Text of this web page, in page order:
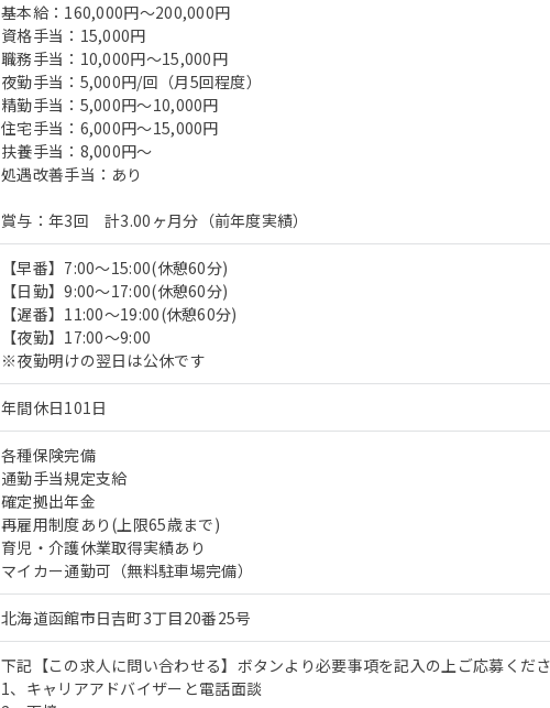
基本給：160,000円～200,000円
資格手当：15,000円
職務手当：10,000円～15,000円
夜勤手当：5,000円/回（月5回程度）
精勤手当：5,000円～10,000円
住宅手当：6,000円～15,000円
扶養手当：8,000円～
処遇改善手当：あり
賞与：年3回 計3.00ヶ月分（前年度実績）
【早番】7:00～15:00(休憩60分)
【日勤】9:00～17:00(休憩60分)
【遅番】11:00～19:00(休憩60分)
【夜勤】17:00～9:00
※夜勤明けの翌日は公休です
年間休日101日
各種保険完備
通勤手当規定支給
確定拠出年金
再雇用制度あり(上限65歳まで)
育児・介護休業取得実績あり
マイカー通勤可（無料駐車場完備）
北海道函館市日吉町3丁目20番25号
下記【この求人に問い合わせる】ボタンより必要事項を記入の上ご応募くださ
1、キャリアアドバイザーと電話面談